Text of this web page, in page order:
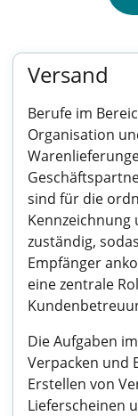
Versand
Berufe im
Organisation
sind für die
Kennzeichnung
zuständig,
Empfänger
eine zentrale
Die Aufgaben
Verpacken und
Erstellen von
Lieferscheinen